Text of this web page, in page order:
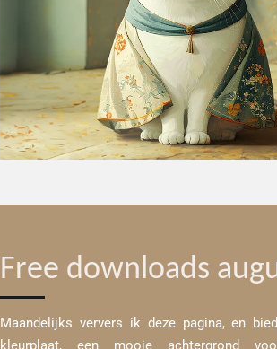
Free downloads
Maandelijks ververs ik deze pagina, en
kleurplaat, een mooie achtergrond